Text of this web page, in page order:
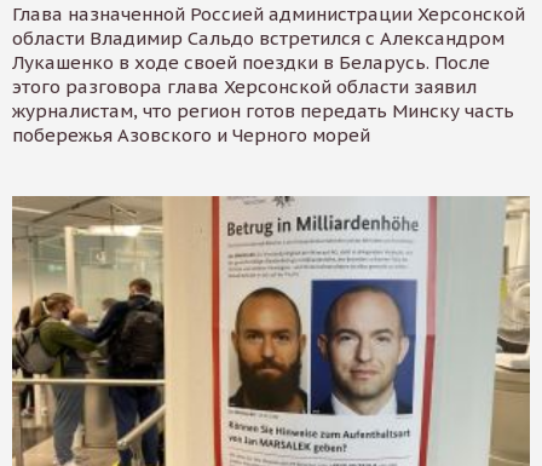
Глава назначенной Россией администрации Херсонской
области Владимир Сальдо встретился с Александром
Лукашенко в ходе своей поездки в Беларусь. После
этого разговора глава Херсонской области заявил
журналистам, что регион готов передать Минску часть
побережья Азовского и Черного морей